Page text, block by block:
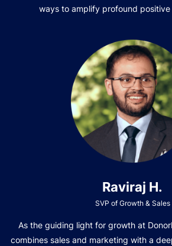
ways to amplify profound
Raviraj H.
SVP of Growth & Sales
As the guiding light for growth at
combines sales and marketing with a